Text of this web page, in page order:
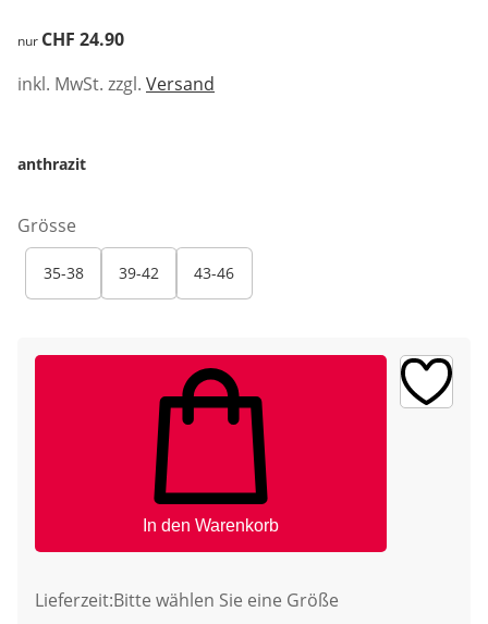
CHF 24.90
nur CHF 24.90
inkl. MwSt. zzgl. Versand
anthrazit
Grösse
35-38 39-42 43-46
In den Warenkorb
Lieferzeit:Bitte wählen Sie eine Größe